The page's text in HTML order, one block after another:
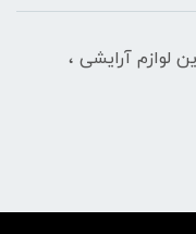
لوازم آرایشی ،